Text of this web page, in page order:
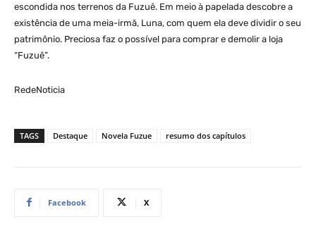
escondida nos terrenos da Fuzuê. Em meio à papelada descobre a
existência de uma meia-irmã, Luna, com quem ela deve dividir o seu
patrimônio. Preciosa faz o possível para comprar e demolir a loja
“Fuzuê”.
RedeNoticia
TAGS Destaque Novela Fuzue resumo dos capítulos
Facebook X